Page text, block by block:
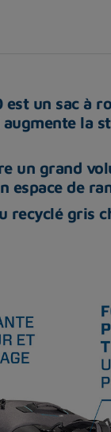
un sac à
la
un grand
espace de
recyclé gris